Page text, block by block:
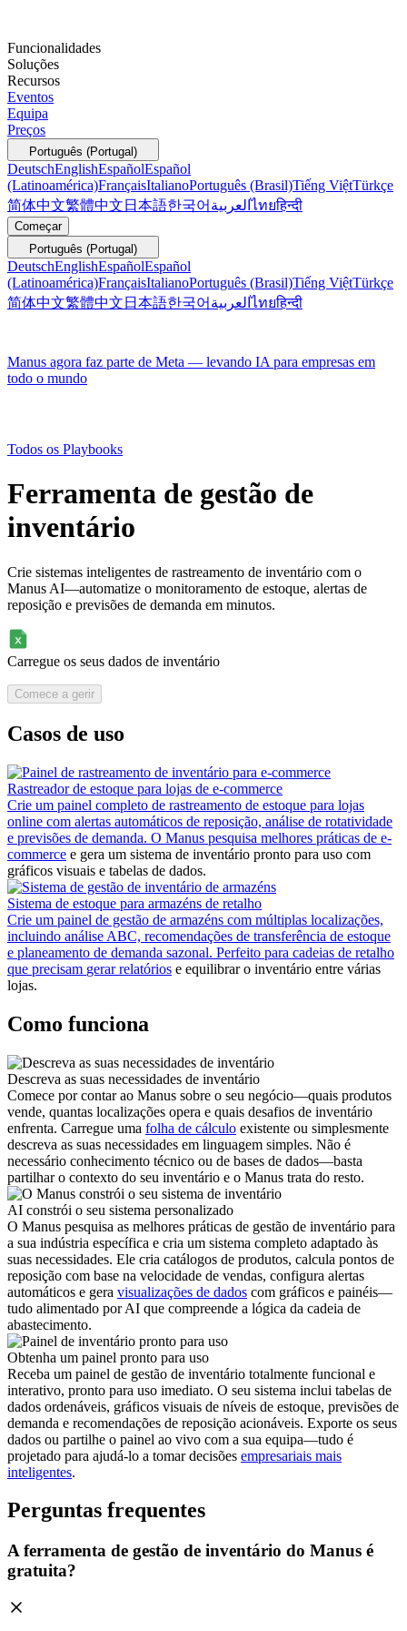
Funcionalidades
Soluções
Recursos
Eventos
Equipa
Preços
Português (Portugal)
DeutschEnglishEspañolEspañol
(Latinoamérica)FrançaisItalianoPortuguês (Brasil)Tiếng ViệtTürkçe
简体中文繁體中文 日本語한국어 العربيةไทยहिन्दी
Começar
Português (Portugal)
DeutschEnglishEspañolEspañol
(Latinoamérica)FrançaisItalianoPortuguês (Brasil)Tiếng ViệtTürkçe
简体中文繁體中文 日本語한국어 العربيةไทยहिन्दी
Manus agora faz parte de Meta — levando IA para empresas em
todo o mundo
Todos os Playbooks
Ferramenta de gestão de
inventário
Crie sistemas inteligentes de rastreamento de inventário com o
Manus AI—automatize o monitoramento de estoque, alertas de
reposição e previsões de demanda em minutos.
Carregue os seus dados de inventário
Comece a gerir
Casos de uso
Rastreador de estoque para lojas de e-commerce
Crie um painel completo de rastreamento de estoque para lojas
online com alertas automáticos de reposição, análise de rotatividade
e previsões de demanda. O Manus pesquisa melhores práticas de e-
commerce e gera um sistema de inventário pronto para uso com
gráficos visuais e tabelas de dados.
Sistema de estoque para armazéns de retalho
Crie um painel de gestão de armazéns com múltiplas localizações,
incluindo análise ABC, recomendações de transferência de estoque
e planeamento de demanda sazonal. Perfeito para cadeias de retalho
que precisam gerar relatórios e equilibrar o inventário entre várias
lojas.
Como funciona
Descreva as suas necessidades de inventário
Comece por contar ao Manus sobre o seu negócio—quais produtos
vende, quantas localizações opera e quais desafios de inventário
enfrenta. Carregue uma folha de cálculo existente ou simplesmente
descreva as suas necessidades em linguagem simples. Não é
necessário conhecimento técnico ou de bases de dados—basta
partilhar o contexto do seu inventário e o Manus trata do resto.
AI constrói o seu sistema personalizado
O Manus pesquisa as melhores práticas de gestão de inventário para
a sua indústria específica e cria um sistema completo adaptado às
suas necessidades. Ele cria catálogos de produtos, calcula pontos de
reposição com base na velocidade de vendas, configura alertas
automáticos e gera visualizações de dados com gráficos e painéis—
tudo alimentado por AI que compreende a lógica da cadeia de
abastecimento.
Obtenha um painel pronto para uso
Receba um painel de gestão de inventário totalmente funcional e
interativo, pronto para uso imediato. O seu sistema inclui tabelas de
dados ordenáveis, gráficos visuais de níveis de estoque, previsões de
demanda e recomendações de reposição acionáveis. Exporte os seus
dados ou partilhe o painel ao vivo com a sua equipa—tudo é
projetado para ajudá-lo a tomar decisões empresariais mais
inteligentes.
Perguntas frequentes
A ferramenta de gestão de inventário do Manus é
gratuita?